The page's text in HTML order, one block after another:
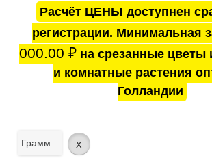
Расчёт ЦЕНЫ доступнен
регистрации. Минимальная
000.00 ₽на срезанные цветы
и комнатные растения
Голландии
Грамм x